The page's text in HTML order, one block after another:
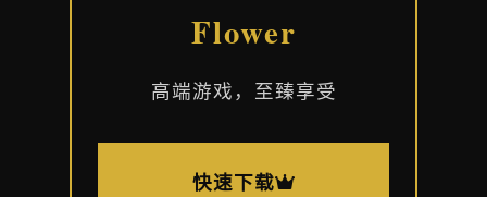
Flower
高端游戏，至臻享受
快速下载